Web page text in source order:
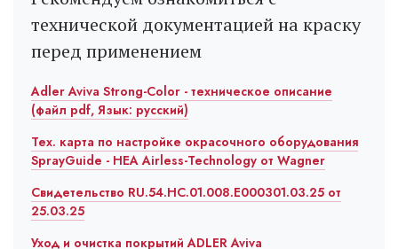
технической документацией на краску
перед применением
Adler Aviva Strong-Color - техническое описание
(файл pdf, Язык: русский)
Тех. карта по настройке окрасочного оборудования
SprayGuide - HEA Airless-Technology от Wagner
Свидетельство RU.54.HC.01.008.E000301.03.25 от
25.03.25
Уход и очистка покрытий ADLER Aviva